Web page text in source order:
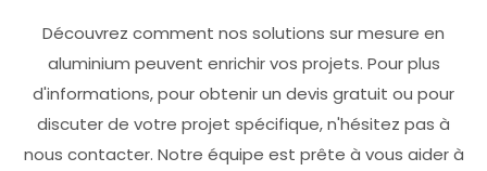
Découvrez comment nos solutions sur mesure en
aluminium peuvent enrichir vos projets. Pour plus
d'informations, pour obtenir un devis gratuit ou pour
discuter de votre projet spécifique, n'hésitez pas à
nous contacter. Notre équipe est prête à vous aider à